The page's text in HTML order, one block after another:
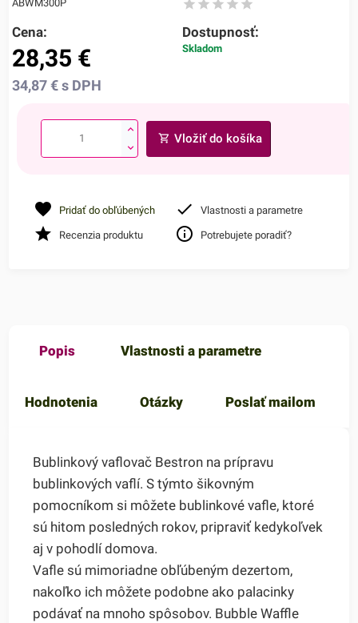
ABWM300P
Cena:
28,35 €
34,87€ s DPH
Dostupnosť:
Skladom
Vložiť do košíka
Pridať do obľúbených Vlastnosti a parametre
Recenzia produktu Potrebujete poradiť?
Popis Vlastnosti a parametre
Hodnotenia Otázky Poslať mailom
Bublinkový vaflovač Bestron na prípravu
bublinkových vaflí. S týmto šikovným
pomocníkom si môžete bublinkové vafle, ktoré
sú hitom posledných rokov, pripraviť kedykoľvek
aj v pohodlí domova.
Vafle sú mimoriadne obľúbeným dezertom,
nakoľko ich môžete podobne ako palacinky
podávať na mnoho spôsobov. Bubble Waffle